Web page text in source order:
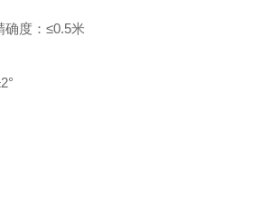
确度：≤0.5米